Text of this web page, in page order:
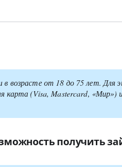
возрасте от 18 до 75 лет. Для
карта (Visa, Mastercard, «Мир»)
получить